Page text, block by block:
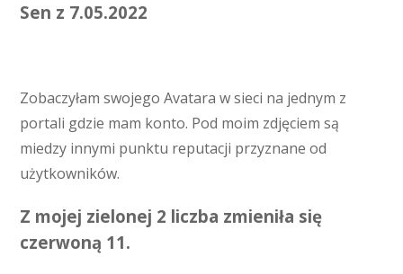
Sen z 7.05.2022
Zobaczyłam swojego Avatara w sieci na jednym z
portali gdzie mam konto. Pod moim zdjęciem są
miedzy innymi punktu reputacji przyznane od
użytkowników.
Z mojej zielonej 2 liczba zmieniła się
czerwoną 11.